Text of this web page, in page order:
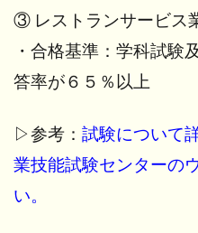
③ レストランサービス
・合格基準：学科試験
答率が６５％以上
▷参考： 試験について
業技能試験センターの
い。